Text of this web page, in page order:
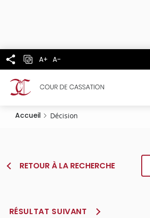
A+ A-
Accueil Décision
RETOUR À LA RECHERCHE
RÉSULTAT SUIVANT